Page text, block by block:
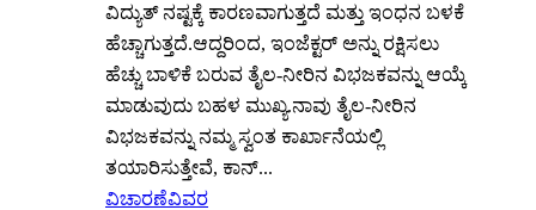
ವಿದ್ಯುತ್ ನಷ್ಟಕ್ಕೆ ಕಾರಣವಾಗುತ್ತದೆ ಮತ್ತು ಇಂಧನ ಬಳಕೆ
ಹೆಚ್ಚಾಗುತ್ತದೆ.ಆದ್ದರಿಂದ, ಇಂಜೆಕ್ಟರ್ ಅನ್ನು ರಕ್ಷಿಸಲು
ಹೆಚ್ಚು ಬಾಳಿಕೆ ಬರುವ ತೈಲ-ನೀರಿನ ವಿಭಜಕವನ್ನು ಆಯ್ಕೆ
ಮಾಡುವುದು ಬಹಳ ಮುಖ್ಯ.ನಾವು ತೈಲ-ನೀರಿನ
ವಿಭಜಕವನ್ನು ನಮ್ಮ ಸ್ವಂತ ಕಾರ್ಖಾನೆಯಲ್ಲಿ
ತಯಾರಿಸುತ್ತೇವೆ, ಕಾನ್...
ವಿಚಾರಣೆವಿವರ